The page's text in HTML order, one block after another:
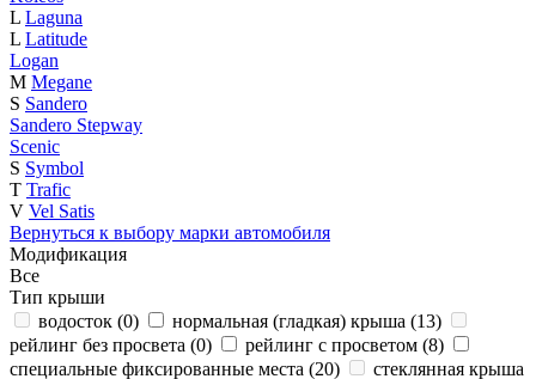
L Laguna
L Latitude
Logan
M Megane
S Sandero
Sandero Stepway
Scenic
S Symbol
T Trafic
V Vel Satis
Вернуться к выбору марки автомобиля
Модификация
Все
Тип крыши
водосток (0) нормальная (гладкая) крыша (13)
рейлинг без просвета (0) рейлинг с просветом (8)
специальные фиксированные места (20)
стеклянная крыша